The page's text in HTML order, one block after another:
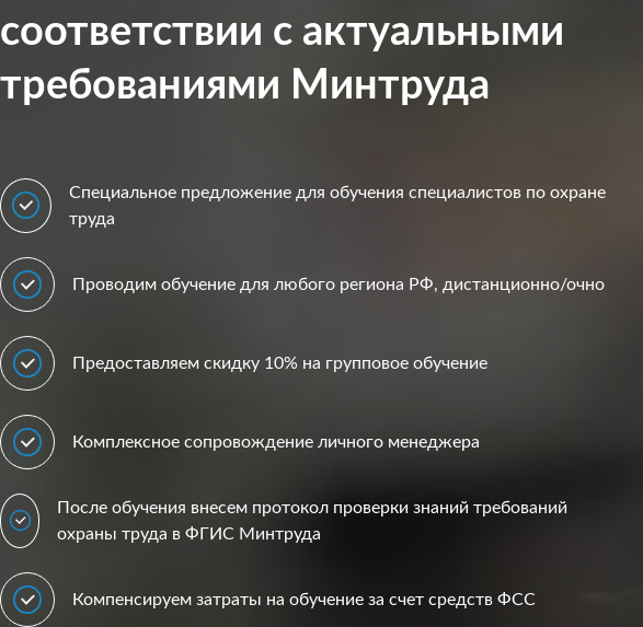
соответствии с актуальными
требованиями Минтруда
Специальное предложение для обучения специалистов по охране
труда
Проводим обучение для любого региона РФ, дистанционно/очно
Предоставляем скидку 10% на групповое обучение
Комплексное сопровождение личного менеджера
После обучения внесем протокол проверки знаний требований
охраны труда в ФГИС Минтруда
Компенсируем затраты на обучение за счет средств ФСС